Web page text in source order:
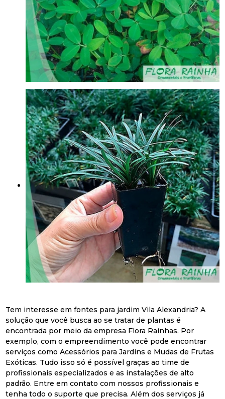
Tem interesse em fontes para jardim Vila Alexandria? A
solução que você busca ao se tratar de plantas é
encontrada por meio da empresa Flora Rainhas. Por
exemplo, com o empreendimento você pode encontrar
serviços como Acessórios para Jardins e Mudas de Frutas
Exóticas. Tudo isso só é possível graças ao time de
profissionais especializados e as instalações de alto
padrão. Entre em contato com nossos profissionais e
tenha todo o suporte que precisa. Além dos serviços já